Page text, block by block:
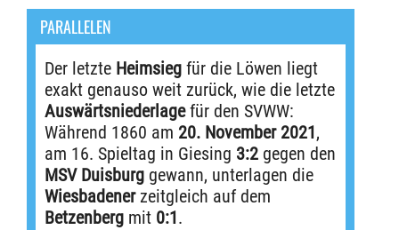
PARALLELEN
Der letzte Heimsieg für die Löwen liegt
exakt genauso weit zurück, wie die letzte
Auswärtsniederlagefür den SVWW:
Während 1860 am 20. November 2021,
am 16. Spieltag in Giesing 3:2 gegen den
MSV Duisburg gewann, unterlagen die
Wiesbadenerzeitgleich auf dem
Betzenberg mit 0:1.